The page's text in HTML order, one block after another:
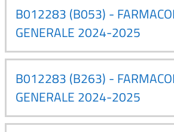
B012283 (B053) -
GENERALE 2024-2025
B012283 (B263) -
GENERALE 2024-2025